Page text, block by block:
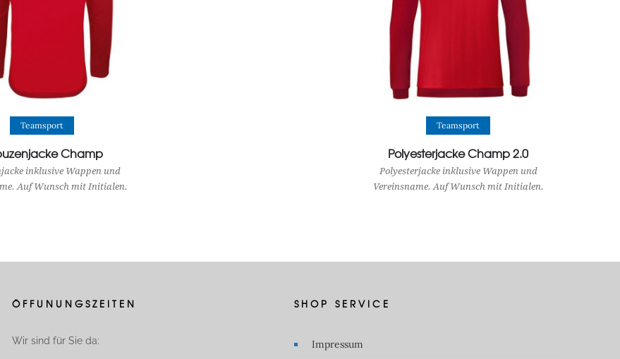
View Product
Teamsport
Champ
inklusive Wappen und
Auf Wunsch mit Initialen.
View Product
Teamsport
Polyesterjacke Champ 2.0
Polyesterjacke inklusive Wappen und
Vereinsname. Auf Wunsch mit Initialen.
ÖFFUNUNGSZEITEN
Wir sind für Sie da:
SHOP SERVICE
Impressum